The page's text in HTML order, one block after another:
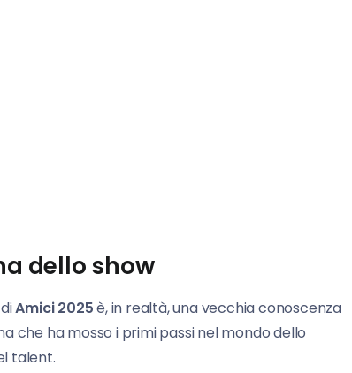
dello show
diAmici 2025è, in realtà, una vecchia conoscenza
che ha mosso i primi passi nel mondo dello
talent.